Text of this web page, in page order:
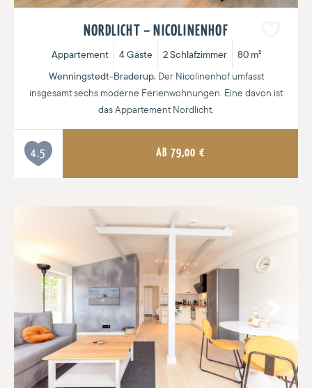
NORDLICHT – NICOLINENHOF
Appartement 4 Gäste 2 Schlafzimmer
80 m²
Wenningstedt-Braderup. Der Nicolinenhof umfasst
insgesamt sechs moderne Ferienwohnungen. Eine davon ist
das Appartement Nordlicht.
4.5 AB 79,00 €
Next